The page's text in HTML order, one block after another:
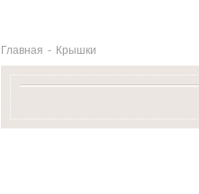
Главная - Крышки